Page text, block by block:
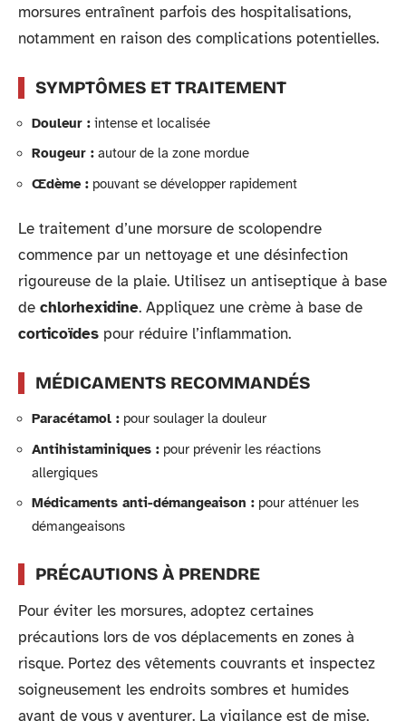
morsures entraînent parfois des hospitalisations,
notamment en raison des complications potentielles.
SYMPTÔMES ET TRAITEMENT
Douleur : intense et localisée
Rougeur : autour de la zone mordue
Œdème : pouvant se développer rapidement
Le traitement d’une morsure de scolopendre
commence par un nettoyage et une désinfection
rigoureuse de la plaie. Utilisez un antiseptique à base
de chlorhexidine. Appliquez une crème à base de
corticoïdes pour réduire l’inflammation.
MÉDICAMENTS RECOMMANDÉS
Paracétamol : pour soulager la douleur
Antihistaminiques : pour prévenir les réactions
allergiques
Médicaments anti-démangeaison : pour atténuer les
démangeaisons
PRÉCAUTIONS À PRENDRE
Pour éviter les morsures, adoptez certaines
précautions lors de vos déplacements en zones à
risque. Portez des vêtements couvrants et inspectez
soigneusement les endroits sombres et humides
avant de vous y aventurer. La vigilance est de mise,